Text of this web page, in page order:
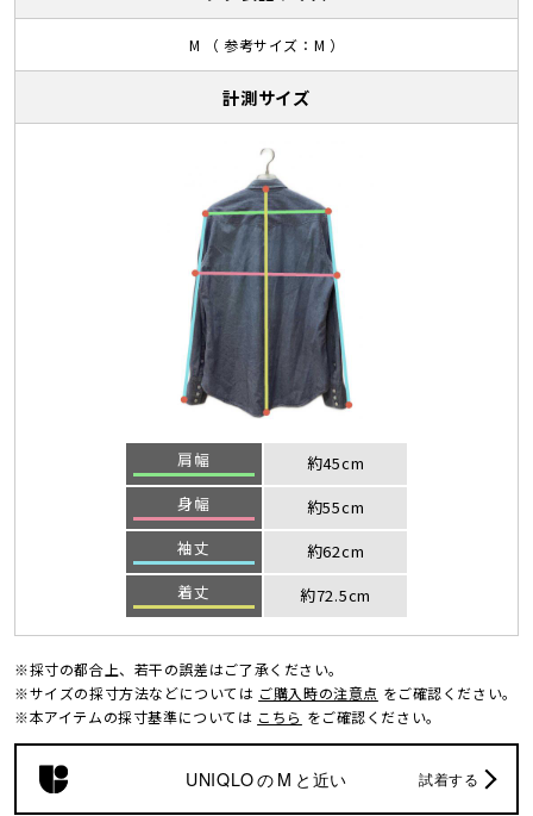
M （ 参考サイズ：M ）
計測サイズ
肩幅
約45cm
身幅
約55cm
袖丈
約62cm
着丈
約72.5cm
※採寸の都合上、若干の誤差はご了承ください。
※サイズの採寸方法などについては ご購入時の注意点 をご確認ください。
※本アイテムの採寸基準については こちら をご確認ください。
UNIQLOの M と近い 試着する